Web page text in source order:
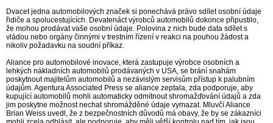
Dvacet jedna automobilových značek si ponechává právo sdílet osobní údaje
řidiče a spolucestujících. Devatenáct výrobců automobilů dokonce připustilo,
že mohou prodávat vaše osobní údaje. Polovina z nich bude data sdílet s
vládou nebo orgány činnými v trestním řízení v reakci na pouhou žádost a
nikoliv požadavku na soudní příkaz.
Aliance pro automobilové inovace, která zastupuje výrobce osobních a
lehkých nákladních automobilů prodávaných v USA, se brání snahám
poskytnout majitelům automobilů a nezávislým servisům přístup k palubním
údajům. Agentura Associated Press se aliance zeptala, zda podporuje, aby
kupující automobilů mohli automaticky odmítnout shromažďování údajů a zda
jim poskytne možnost nechat shromážděné údaje vymazat. Mluvčí Aliance
Brian Weiss uvedl, že z bezpečnostních důvodů má obavy, že by se zákazníci